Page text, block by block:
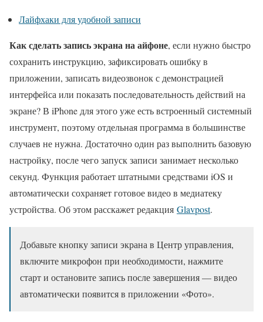
Лайфхаки для удобной записи
Как сделать запись экрана на айфоне, если нужно быстро
сохранить инструкцию, зафиксировать ошибку в
приложении, записать видеозвонок с демонстрацией
интерфейса или показать последовательность действий на
экране? В iPhone для этого уже есть встроенный системный
инструмент, поэтому отдельная программа в большинстве
случаев не нужна. Достаточно один раз выполнить базовую
настройку, после чего запуск записи занимает несколько
секунд. Функция работает штатными средствами iOS и
автоматически сохраняет готовое видео в медиатеку
устройства. Об этом расскажет редакция Glavpost.
Добавьте кнопку записи экрана в Центр управления,
включите микрофон при необходимости, нажмите
старт и остановите запись после завершения — видео
автоматически появится в приложении «Фото».